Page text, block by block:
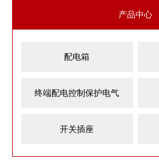
产品中心
配电箱
终端配电控制保护电气
开关插座